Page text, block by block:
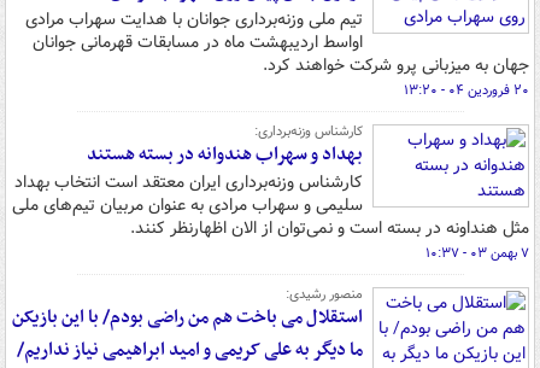
تیم ملی وزنه‌برداری جوانان با هدایت سهراب مرادی
اواسط اردیبهشت ماه در مسابقات قهرمانی جوانان
جهان به میزبانی پرو شرکت خواهند کرد.
۲۰ فروردین ۰۴ - ۱۳:۲۰
کارشناس وزنه‌برداری:
بهداد و سهراب هندوانه در بسته هستند
کارشناس وزنه‌برداری ایران معتقد است انتخاب بهداد
سلیمی و سهراب مرادی به عنوان مربیان تیم‌های ملی
مثل هنداونه در بسته است و نمی‌توان از الان اظهارنظر کنند.
۷ بهمن ۰۳ - ۱۰:۳۷
منصور رشیدی:
استقلال می باخت هم من راضی بودم/ با این بازیکن
ما دیگر به علی کریمی و امید ابراهیمی نیاز نداریم/